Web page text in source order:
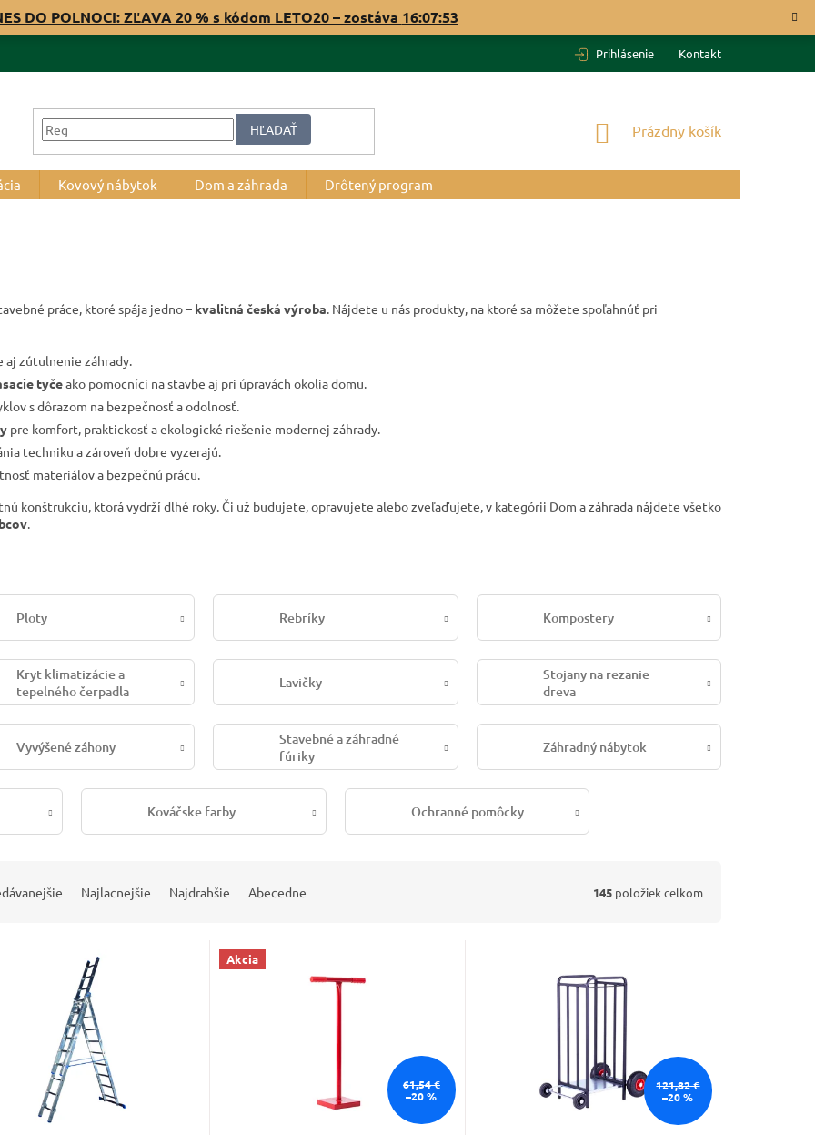
DO POLNOCI: ZĽAVA 20 % s kódom LETO20 – zostáva 16:07:52
Prihlásenie Kontakt
HĽADAŤ
NÁKUPNÝ
Prázdny košík
Kovový nábytok Dom a záhrada Drôtený program
práce, ktoré spája jedno – kvalitná česká výroba. Nájdete u nás produkty, na ktoré sa môžete spoľahnúť pri
aj zútulnenie záhrady.
tyčeako pomocníci na stavbe aj pri úpravách okolia domu.
s dôrazom na bezpečnosť a odolnosť.
pre komfort, praktickosť a ekologické riešenie modernej záhrady.
techniku a zároveň dobre vyzerajú.
materiálov a bezpečnú prácu.
konštrukciu, ktorá vydrží dlhé roky. Či už budujete, opravujete alebo zveľaďujete, v kategórii Dom a záhrada nájdete všetko
.
Ploty Rebríky Kompostery
Kryt klimatizácie a
tepelného čerpadla
Lavičky
Stojany na rezanie
dreva
Vyvýšené záhony
Stavebné a záhradné
fúriky
Záhradný nábytok
Kováčske farby Ochranné pomôcky
Najlacnejšie Najdrahšie Abecedne 145 položiek celkom
Akcia
61,54 €
–20 %
121,82 €
–20 %